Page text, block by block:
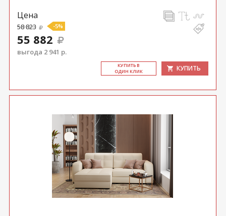
Цена
58 823 -5%
55 882
выгода 2 941 р.
КУ­ПИТЬ В
ОДИН КЛИК
КУПИТЬ